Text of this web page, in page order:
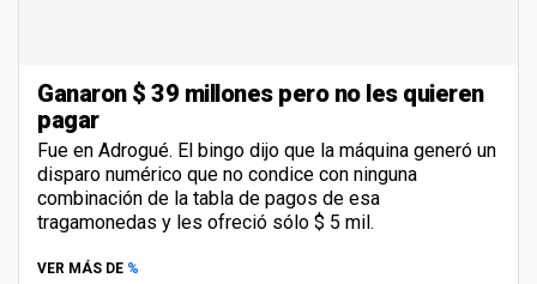
Ganaron $ 39 millones pero no les quieren
pagar
Fue en Adrogué. El bingo dijo que la máquina generó un
disparo numérico que no condice con ninguna
combinación de la tabla de pagos de esa
tragamonedas y les ofreció sólo $ 5 mil.
VER MÁS DE %